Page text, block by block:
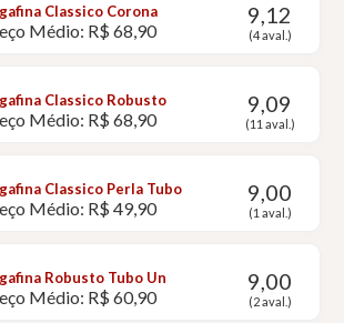
Classico Corona
Médio: R$ 68,90
9,12
(4 aval.)
Classico Robusto
Médio: R$ 68,90
9,09
(11 aval.)
Classico Perla Tubo
Médio: R$ 49,90
9,00
(1 aval.)
Robusto Tubo Un
Médio: R$ 60,90
9,00
(2 aval.)